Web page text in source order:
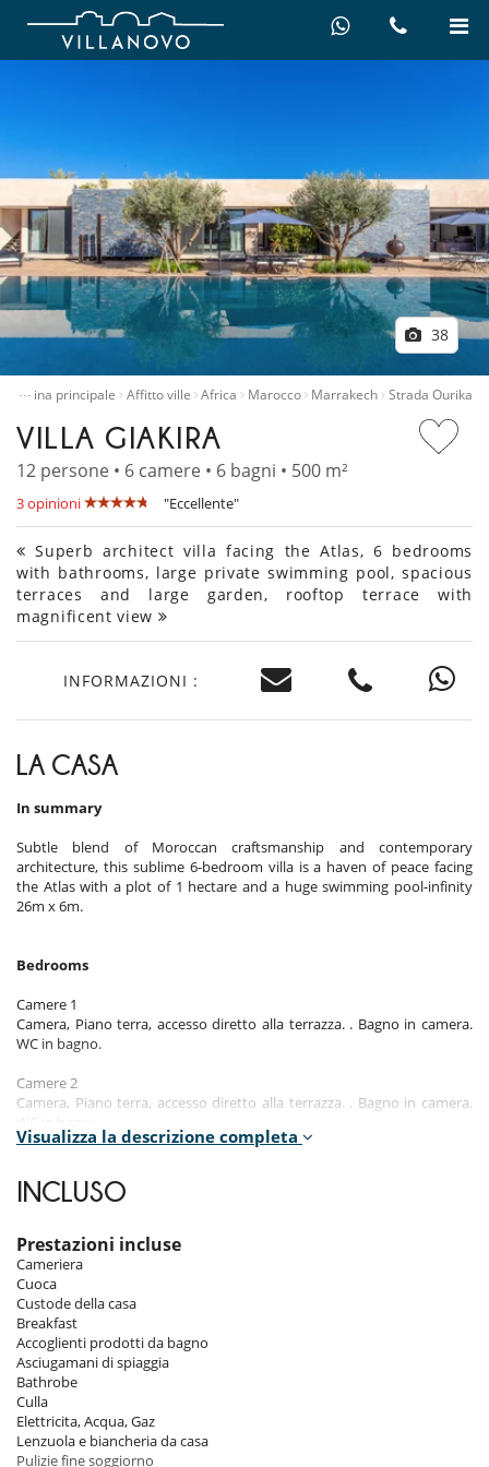
38
…
Pagina principale Affitto ville Africa Marocco Marrakech Strada Ourika
VILLA GIAKIRA
12 persone • 6 camere • 6 bagni • 500 m²
3 opinioni "Eccellente"
Superb architect villa facing the Atlas, 6 bedrooms
with bathrooms, large private swimming pool, spacious
terraces and large garden, rooftop terrace with
magnificent view
INFORMAZIONI :
LA CASA
In summary
Subtle blend of Moroccan craftsmanship and contemporary
architecture, this sublime 6-bedroom villa is a haven of peace facing
the Atlas with a plot of 1 hectare and a huge swimming pool-infinity
26m x 6m.
Bedrooms
Camere 1
Camera, Piano terra, accesso diretto alla terrazza. . Bagno in camera.
WC in bagno.
Camere 2
Camera, Piano terra, accesso diretto alla terrazza. . Bagno in camera.
Camera, Piano terra, accesso diretto alla terrazza. . Bagno in camera.
WC in bagno.
Camere 4
Camera, Piano terra, accesso diretto alla terrazza. . Bagno in camera.
WC in bagno.
Camere 5
Camera, Piano terra, accesso diretto alla terrazza. . Bagno in camera.
WC in bagno.
Camere 6
Camera, Piano terra, accesso diretto alla terrazza. . Bagno in camera.
WC in bagno.
Visualizza la descrizione completa
INCLUSO
Prestazioni incluse
Cameriera
Cuoca
Custode della casa
Breakfast
Accoglienti prodotti da bagno
Asciugamani di spiaggia
Bathrobe
Culla
Elettricita, Acqua, Gaz
Lenzuola e biancheria da casa
Pulizie fine soggiorno